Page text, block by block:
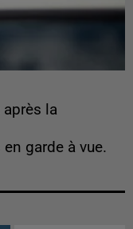
la
garde à vue.